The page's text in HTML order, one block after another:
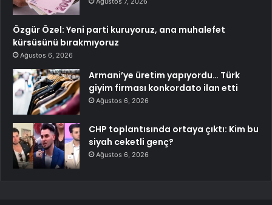
Özgür Özel: Yeni parti kuruyoruz, ana muhalefet
kürsüsünü bırakmıyoruz
Ağustos 6, 2026
Armani’ye üretim yapıyordu… Türk
giyim firması konkordato ilan etti
Ağustos 6, 2026
CHP toplantısında ortaya çıktı: Kim bu
siyah ceketli genç?
Ağustos 6, 2026